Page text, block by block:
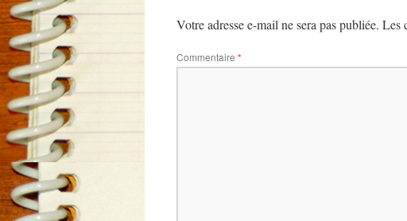
Votre adresse e-mail ne sera pas publiée. Les
Commentaire *